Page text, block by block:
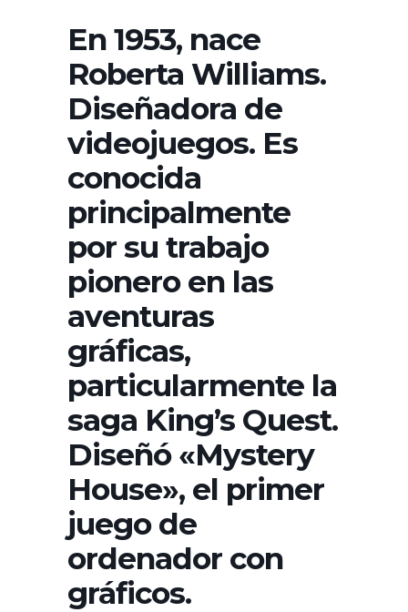
En 1953, nace
Roberta Williams.
Diseñadora de
videojuegos. Es
conocida
principalmente
por su trabajo
pionero en las
aventuras
gráficas,
particularmente la
saga King’s Quest.
Diseñó «Mystery
House», el primer
juego de
ordenador con
gráficos.